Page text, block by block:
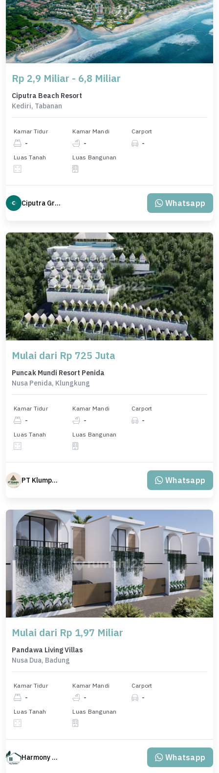
Rp 2,9 Miliar - 6,8 Miliar
Ciputra Beach Resort
Kediri, Tabanan
Kamar Tidur
-
Kamar Mandi
-
Carport
-
Luas Tanah Luas Bangunan
Ciputra Group Whatsapp
Mulai dari Rp 725 Juta
Puncak Mundi Resort Penida
Nusa Penida, Klungkung
Kamar Tidur
-
Kamar Mandi
-
Carport
-
Luas Tanah Luas Bangunan
PT Klumpu Kita Sejahtera Whatsapp
Mulai dari Rp 1,97 Miliar
Pandawa Living Villas
Nusa Dua, Badung
Kamar Tidur
-
Kamar Mandi
-
Carport
-
Luas Tanah Luas Bangunan
Harmony Property Whatsapp